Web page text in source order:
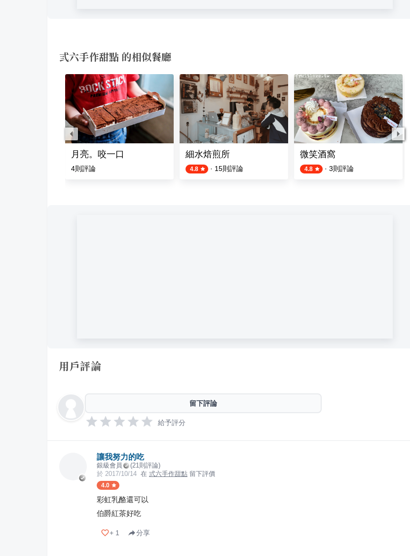
弎六手作甜點 的相似餐廳
月亮。咬一口
4則評論
細水焙煎所
4.8 · 15則評論
微笑酒窩
4.8 · 3則評論
用戶評論
留下評論
給予評分
讓我努力的吃
銀級會員 (21則評論)
於 2017/10/14 在 弎六手作甜點 留下評價
4.0
彩虹乳酪還可以
伯爵紅茶好吃
+ 1 分享